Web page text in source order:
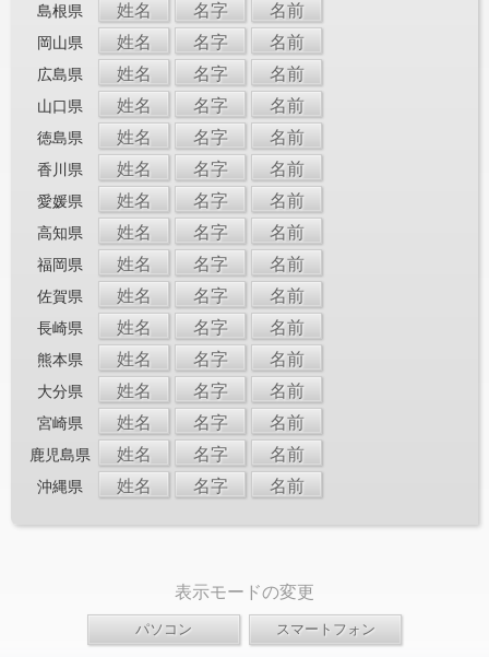
島根県 姓名 名字 名前
岡山県 姓名 名字 名前
広島県 姓名 名字 名前
山口県 姓名 名字 名前
徳島県 姓名 名字 名前
香川県 姓名 名字 名前
愛媛県 姓名 名字 名前
高知県 姓名 名字 名前
福岡県 姓名 名字 名前
佐賀県 姓名 名字 名前
長崎県 姓名 名字 名前
熊本県 姓名 名字 名前
大分県 姓名 名字 名前
宮崎県 姓名 名字 名前
鹿児島県 姓名 名字 名前
沖縄県 姓名 名字 名前
表示モードの変更